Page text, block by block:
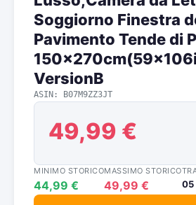
Soggiorno Finestra
Pavimento Tende di
VersionB
ASIN: B07M9ZZ3JT
49,99 €
MINIMO STORICO
44,99 €
MASSIMO STORICO
49,99 € 05